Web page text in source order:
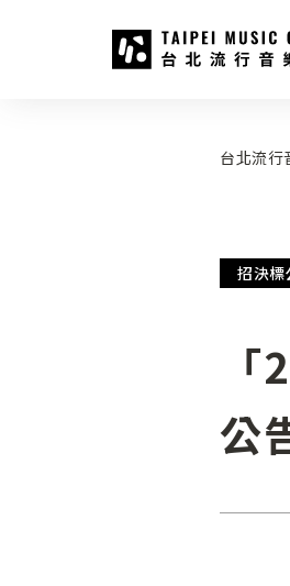
:::
台北流行
招決標
公